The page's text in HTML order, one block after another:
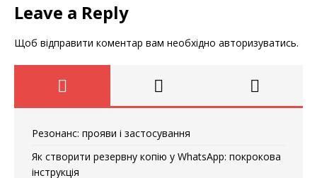
Leave a Reply
Щоб відправити коментар вам необхідно авторизуватись.
Резонанс: прояви і застосування
Як створити резервну копію у WhatsApp: покрокова
інструкція